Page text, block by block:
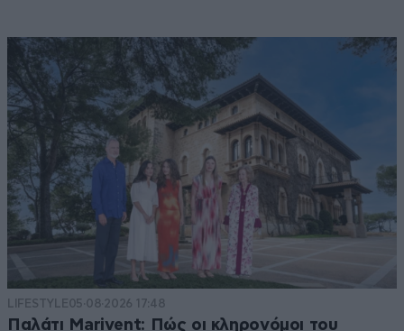
LIFESTYLE05·08·2026 17:48
Παλάτι Marivent: Πώς οι κληρονόμοι του